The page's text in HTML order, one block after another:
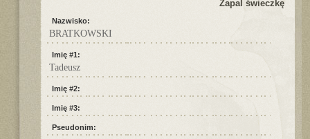
Zapal świeczkę
Nazwisko:
BRATKOWSKI
Imię #1:
Tadeusz
Imię #2:
Imię #3:
Pseudonim: